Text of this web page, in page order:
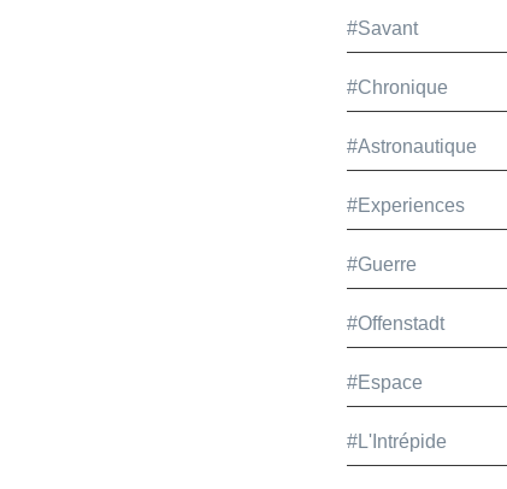
#Savant
#Chronique
#Astronautique
#Experiences
#Guerre
#Offenstadt
#Espace
#L'Intrépide